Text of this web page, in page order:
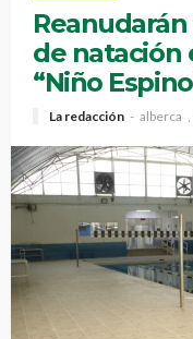
de natación
“Niño
La redacción alberca